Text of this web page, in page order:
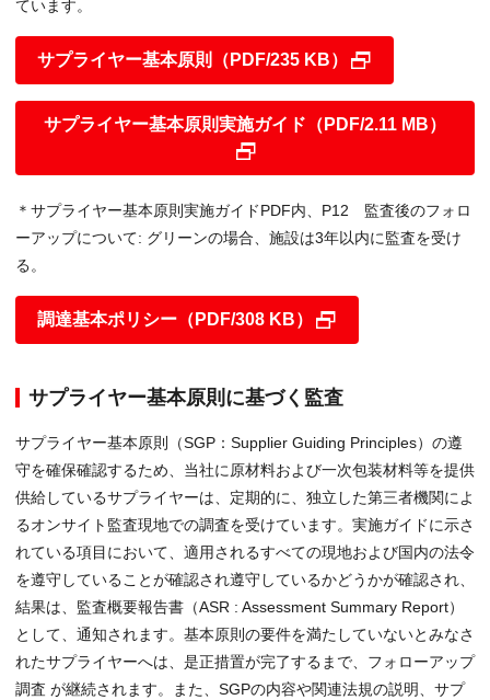
ています。
サプライヤー基本原則（PDF/235 KB）
サプライヤー基本原則実施ガイド（PDF/2.11 MB）
＊サプライヤー基本原則実施ガイドPDF内、P12 監査後のフォロ
ーアップについて: グリーンの場合、施設は3年以内に監査を受け
る。
調達基本ポリシー（PDF/308 KB）
サプライヤー基本原則に基づく監査
サプライヤー基本原則（SGP：Supplier Guiding Principles）の遵
守を確保確認するため、当社に原材料および一次包装材料等を提供
供給しているサプライヤーは、定期的に、独立した第三者機関によ
るオンサイト監査現地での調査を受けています。実施ガイドに示さ
れている項目において、適用されるすべての現地および国内の法令
を遵守していることが確認され遵守しているかどうかが確認され、
結果は、監査概要報告書（ASR : Assessment Summary Report）
として、通知されます。基本原則の要件を満たしていないとみなさ
れたサプライヤーへは、是正措置が完了するまで、フォローアップ
調査 が継続されます。また、SGPの内容や関連法規の説明、サプ